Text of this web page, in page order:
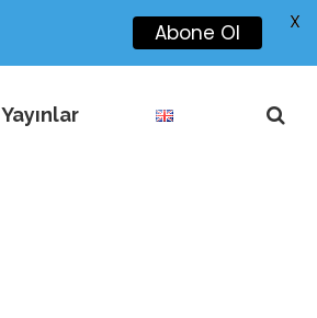
Yayınlar
Abone Ol X